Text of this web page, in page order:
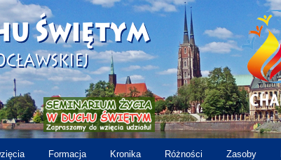
Formacja Kronika Różności Zasoby